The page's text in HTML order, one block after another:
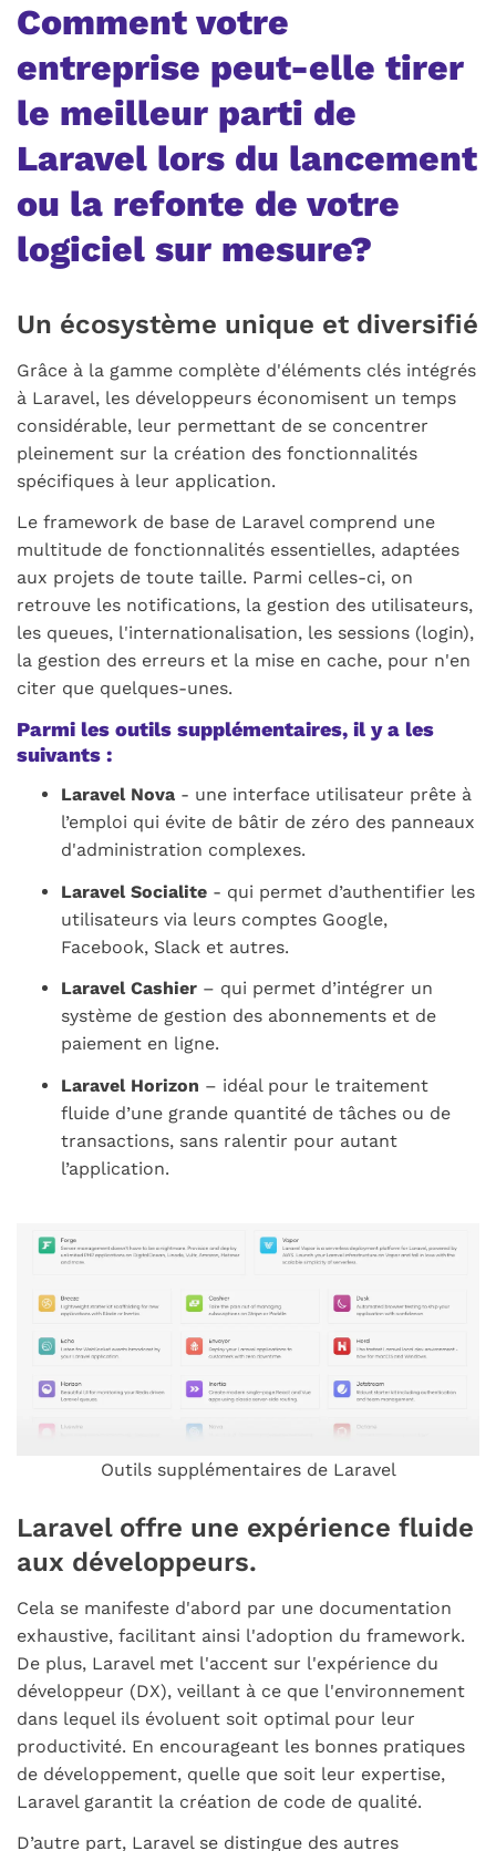
Comment votre
entreprise peut-elle tirer
le meilleur parti de
Laravel lors du lancement
ou la refonte de votre
logiciel sur mesure?
Un écosystème unique et diversifié
Grâce à la gamme complète d'éléments clés intégrés
à Laravel, les développeurs économisent un temps
considérable, leur permettant de se concentrer
pleinement sur la création des fonctionnalités
spécifiques à leur application.
Le framework de base de Laravel comprend une
multitude de fonctionnalités essentielles, adaptées
aux projets de toute taille. Parmi celles-ci, on
retrouve les notifications, la gestion des utilisateurs,
les queues, l'internationalisation, les sessions (login),
la gestion des erreurs et la mise en cache, pour n'en
citer que quelques-unes.
Parmi les outils supplémentaires, il y a les
suivants :
Laravel Nova - une interface utilisateur prête à
l’emploi qui évite de bâtir de zéro des panneaux
d'administration complexes.
Laravel Socialite - qui permet d’authentifier les
utilisateurs via leurs comptes Google,
Facebook, Slack et autres.
Laravel Cashier – qui permet d’intégrer un
système de gestion des abonnements et de
paiement en ligne.
Laravel Horizon – idéal pour le traitement
fluide d’une grande quantité de tâches ou de
transactions, sans ralentir pour autant
l’application.
Outils supplémentaires de Laravel
Laravel offre une expérience fluide
aux développeurs.
Cela se manifeste d'abord par une documentation
exhaustive, facilitant ainsi l'adoption du framework.
De plus, Laravel met l'accent sur l'expérience du
développeur (DX), veillant à ce que l'environnement
dans lequel ils évoluent soit optimal pour leur
productivité. En encourageant les bonnes pratiques
de développement, quelle que soit leur expertise,
Laravel garantit la création de code de qualité.
D’autre part, Laravel se distingue des autres